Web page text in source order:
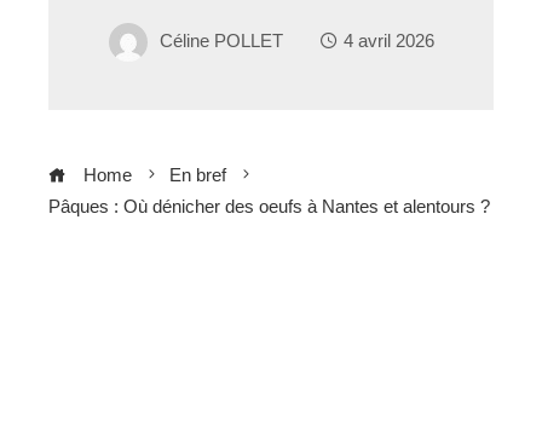
Céline POLLET 4 avril 2026
Home
En bref
Pâques : Où dénicher des oeufs à Nantes et alentours ?